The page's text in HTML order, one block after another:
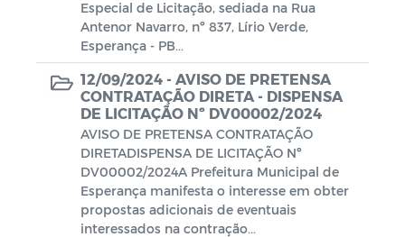
Especial de Licitação, sediada na Rua
Antenor Navarro, nº 837, Lírio Verde,
Esperança - PB...
12/09/2024 - AVISO DE PRETENSA
CONTRATAÇÃO DIRETA - DISPENSA
DE LICITAÇÃO Nº DV00002/2024
AVISO DE PRETENSA CONTRATAÇÃO
DIRETADISPENSA DE LICITAÇÃO Nº
DV00002/2024A Prefeitura Municipal de
Esperança manifesta o interesse em obter
propostas adicionais de eventuais
interessados na contração...